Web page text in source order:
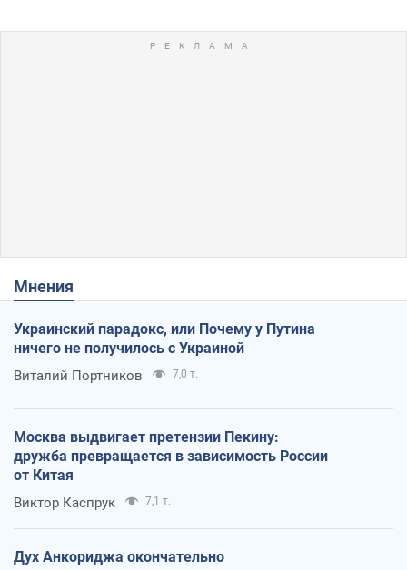
Мнения
Украинский парадокс, или Почему у Путина
ничего не получилось с Украиной
Виталий Портников 7,0 т.
Москва выдвигает претензии Пекину:
дружба превращается в зависимость России
от Китая
Виктор Каспрук 7,1 т.
Дух Анкориджа окончательно